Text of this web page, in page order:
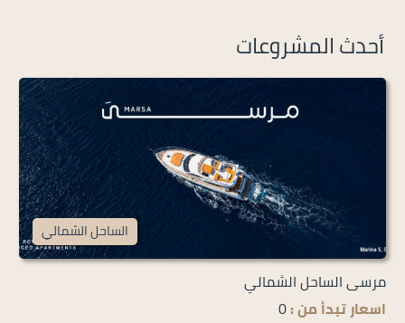
أحدث المشروعات
الساحل الشمالي
مرسى الساحل الشمالي
اسعار تبدأ من :0